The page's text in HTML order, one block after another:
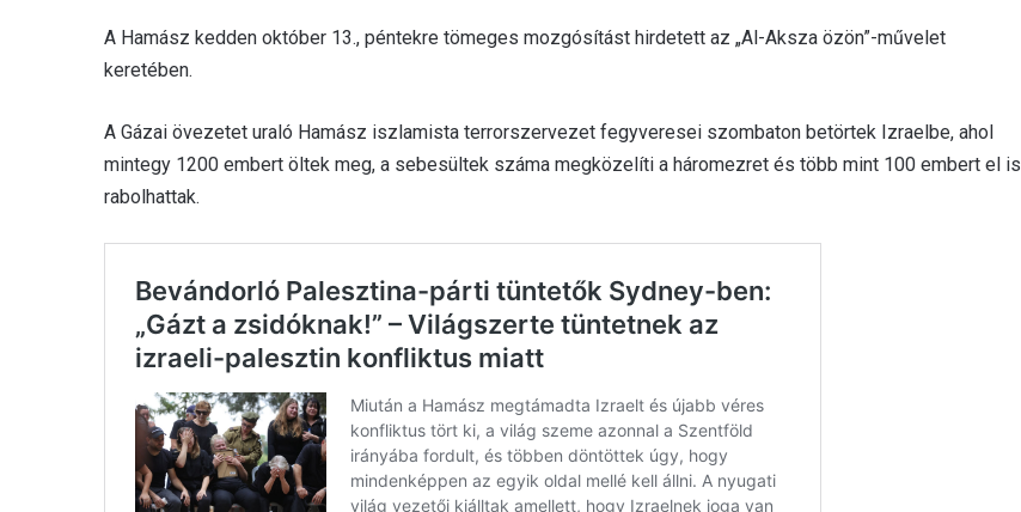
A Hamász kedden október 13., péntekre tömeges mozgósítást hirdetett az „Al-Aksza özön”-művelet
keretében.
A Gázai övezetet uraló Hamász iszlamista terrorszervezet fegyveresei szombaton betörtek Izraelbe, ahol
mintegy 1200 embert öltek meg, a sebesültek száma megközelíti a háromezret és több mint 100 embert el is
rabolhattak.